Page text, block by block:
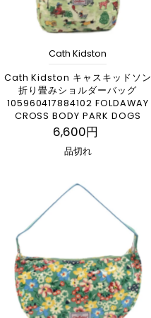
Cath Kidston
Cath Kidston キャスキッドソン
折り畳みショルダーバッグ
105960417884102 FOLDAWAY
CROSS BODY PARK DOGS
6,600円
品切れ